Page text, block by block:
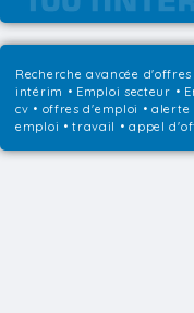
Recherche avancée d'offres
intérim • Emploi secteur •
cv • offres d'emploi •
emploi • travail • appel